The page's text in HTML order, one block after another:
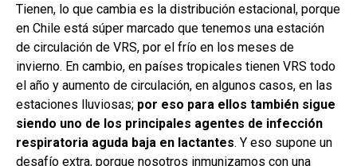
Tienen, lo que cambia es la distribución estacional, porque
en Chile está súper marcado que tenemos una estación
de circulación de VRS, por el frío en los meses de
invierno. En cambio, en países tropicales tienen VRS todo
el año y aumento de circulación, en algunos casos, en las
estaciones lluviosas; por eso para ellos también sigue
siendo uno de los principales agentes de infección
respiratoria aguda baja en lactantes. Y eso supone un
desafío extra, porque nosotros inmunizamos con una